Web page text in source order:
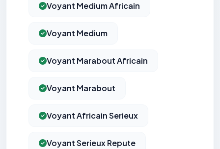
Voyant Medium Africain
Voyant Medium
Voyant Marabout Africain
Voyant Marabout
Voyant Africain Serieux
Voyant Serieux Repute